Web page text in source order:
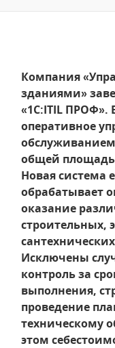
Компания
зданиями»
«1С:ITIL ПРОФ».
оперативное
обслуживанием
общей
Новая система
обрабатывает
оказание
строительных,
Исключены
контроль за
выполнения,
проведение
техническому
этом